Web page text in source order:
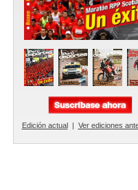
Edición actual Ver ediciones